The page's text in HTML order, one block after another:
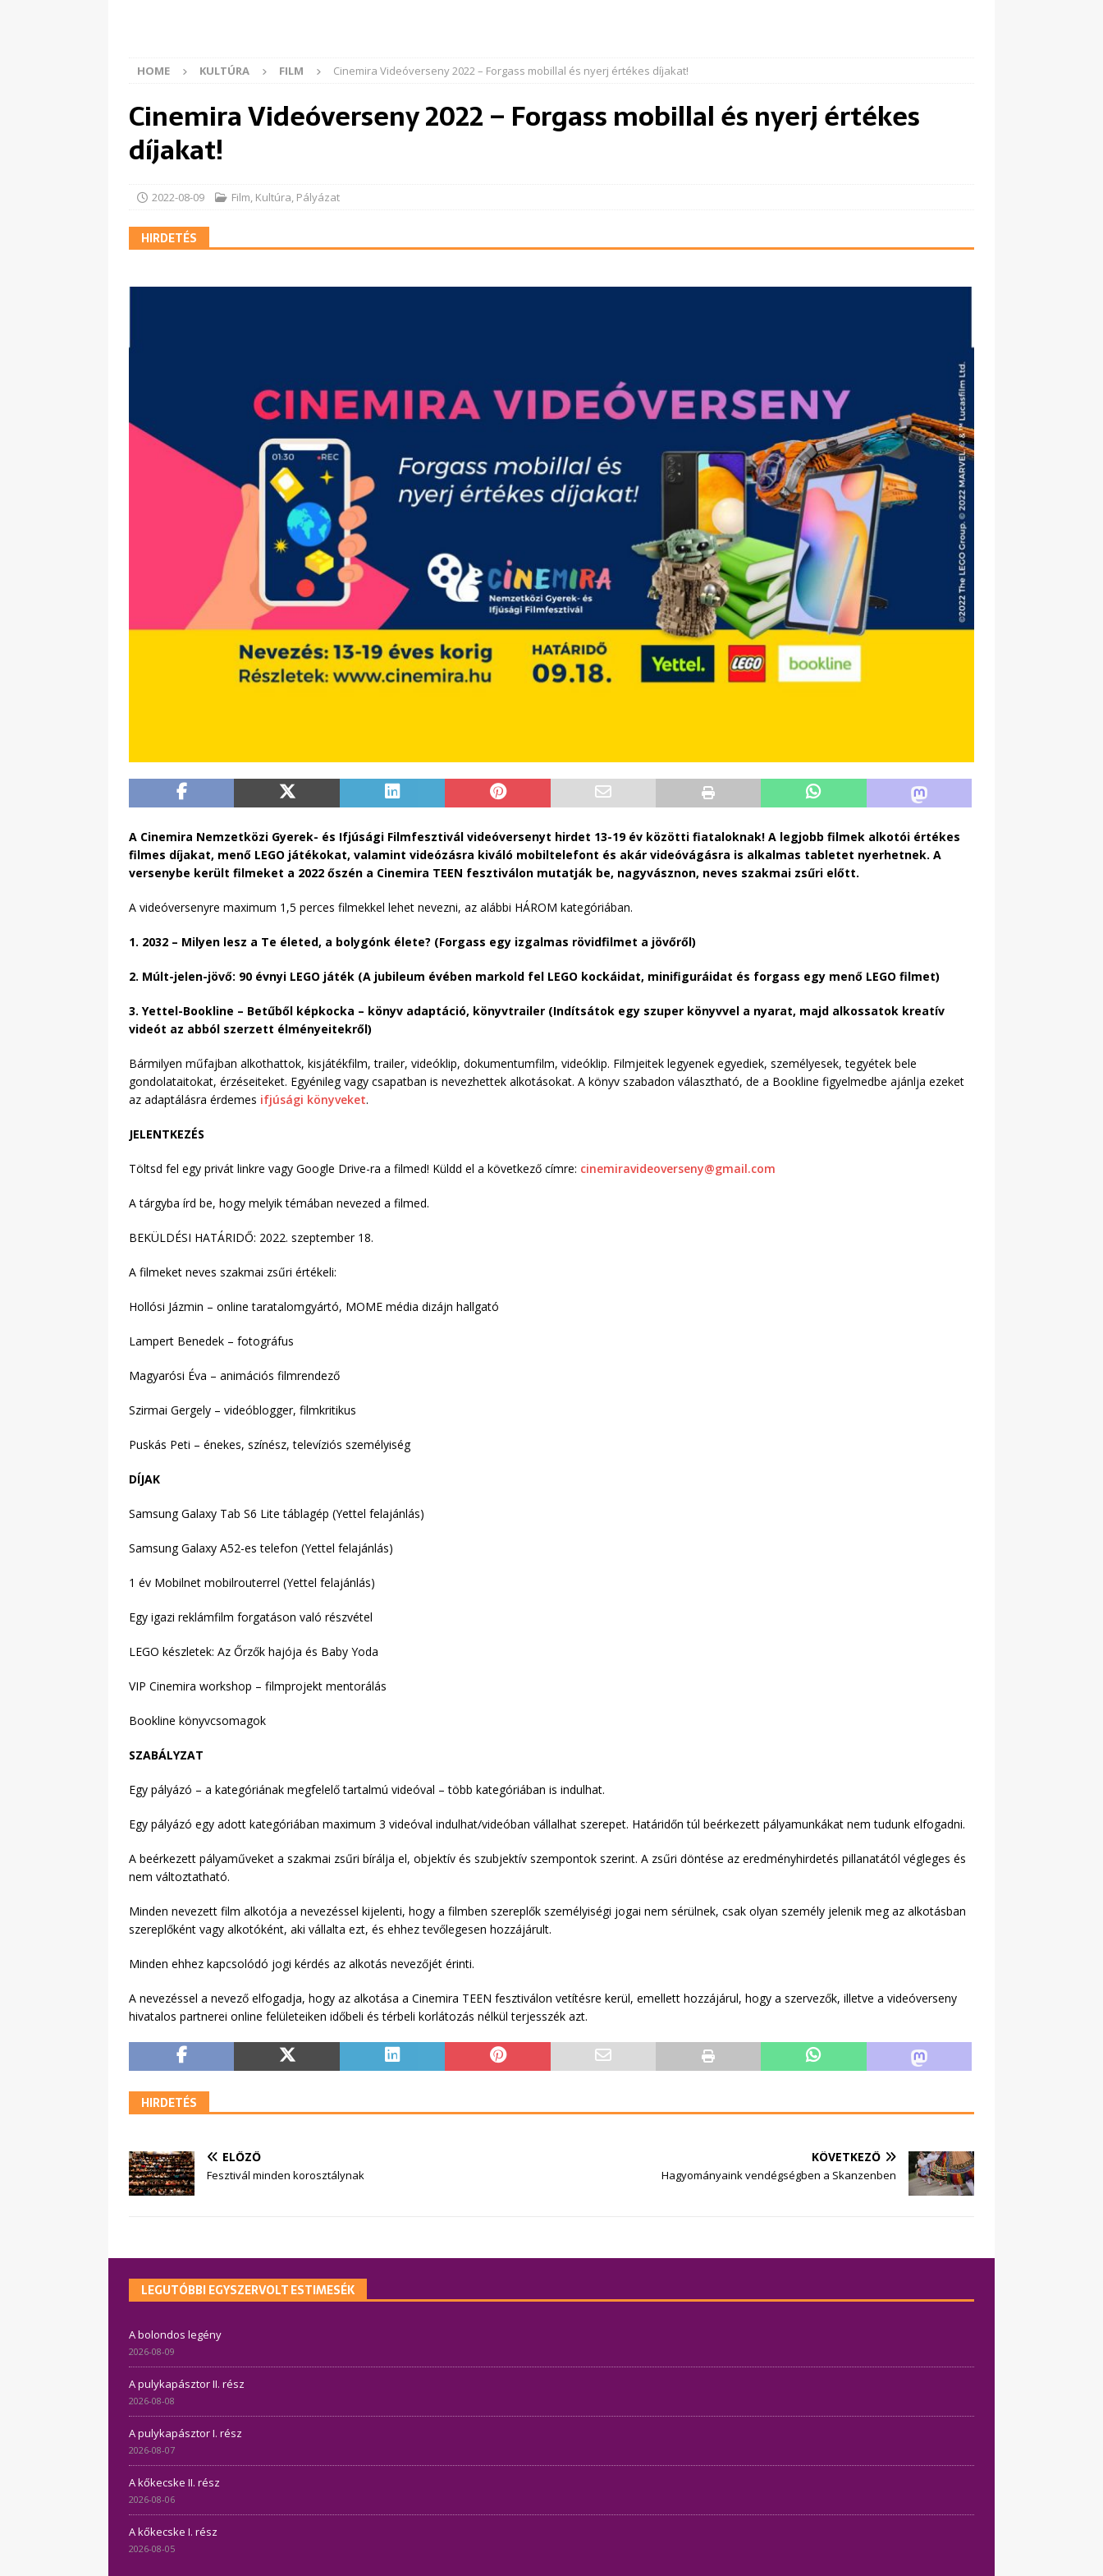
HOME KULTÚRA FILM Cinemira Videóverseny 2022 – Forgass mobillal és nyerj értékes díjakat!
Cinemira Videóverseny 2022 – Forgass mobillal és nyerj értékes
díjakat!
2022-08-09 Film, Kultúra, Pályázat
HIRDETÉS
A Cinemira Nemzetközi Gyerek- és Ifjúsági Filmfesztivál videóversenyt hirdet 13-19 év közötti fiataloknak! A legjobb filmek alkotói értékes
filmes díjakat, menő LEGO játékokat, valamint videózásra kiváló mobiltelefont és akár videóvágásra is alkalmas tabletet nyerhetnek. A
versenybe került filmeket a 2022 őszén a Cinemira TEEN fesztiválon mutatják be, nagyvásznon, neves szakmai zsűri előtt.
A videóversenyre maximum 1,5 perces filmekkel lehet nevezni, az alábbi HÁROM kategóriában.
1. 2032 – Milyen lesz a Te életed, a bolygónk élete? (Forgass egy izgalmas rövidfilmet a jövőről)
2. Múlt-jelen-jövő: 90 évnyi LEGO játék (A jubileum évében markold fel LEGO kockáidat, minifiguráidat és forgass egy menő LEGO filmet)
3. Yettel-Bookline – Betűből képkocka – könyv adaptáció, könyvtrailer (Indítsátok egy szuper könyvvel a nyarat, majd alkossatok kreatív
videót az abból szerzett élményeitekről)
Bármilyen műfajban alkothattok, kisjátékfilm, trailer, videóklip, dokumentumfilm, videóklip. Filmjeitek legyenek egyediek, személyesek, tegyétek bele
gondolataitokat, érzéseiteket. Egyénileg vagy csapatban is nevezhettek alkotásokat. A könyv szabadon választható, de a Bookline figyelmedbe ajánlja ezeket
az adaptálásra érdemes ifjúsági könyveket.
JELENTKEZÉS
Töltsd fel egy privát linkre vagy Google Drive-ra a filmed! Küldd el a következő címre: cinemiravideoverseny@gmail.com
A tárgyba írd be, hogy melyik témában nevezed a filmed.
BEKÜLDÉSI HATÁRIDŐ: 2022. szeptember 18.
A filmeket neves szakmai zsűri értékeli:
Hollósi Jázmin – online taratalomgyártó, MOME média dizájn hallgató
Lampert Benedek – fotográfus
Magyarósi Éva – animációs filmrendező
Szirmai Gergely – videóblogger, filmkritikus
Puskás Peti – énekes, színész, televíziós személyiség
DÍJAK
Samsung Galaxy Tab S6 Lite táblagép (Yettel felajánlás)
Samsung Galaxy A52-es telefon (Yettel felajánlás)
1 év Mobilnet mobilrouterrel (Yettel felajánlás)
Egy igazi reklámfilm forgatáson való részvétel
LEGO készletek: Az Őrzők hajója és Baby Yoda
VIP Cinemira workshop – filmprojekt mentorálás
Bookline könyvcsomagok
SZABÁLYZAT
Egy pályázó – a kategóriának megfelelő tartalmú videóval – több kategóriában is indulhat.
Egy pályázó egy adott kategóriában maximum 3 videóval indulhat/videóban vállalhat szerepet. Határidőn túl beérkezett pályamunkákat nem tudunk elfogadni.
A beérkezett pályaműveket a szakmai zsűri bírálja el, objektív és szubjektív szempontok szerint. A zsűri döntése az eredményhirdetés pillanatától végleges és
nem változtatható.
Minden nevezett film alkotója a nevezéssel kijelenti, hogy a filmben szereplők személyiségi jogai nem sérülnek, csak olyan személy jelenik meg az alkotásban
szereplőként vagy alkotóként, aki vállalta ezt, és ehhez tevőlegesen hozzájárult.
Minden ehhez kapcsolódó jogi kérdés az alkotás nevezőjét érinti.
A nevezéssel a nevező elfogadja, hogy az alkotása a Cinemira TEEN fesztiválon vetítésre kerül, emellett hozzájárul, hogy a szervezők, illetve a videóverseny
hivatalos partnerei online felületeiken időbeli és térbeli korlátozás nélkül terjesszék azt.
HIRDETÉS
ELŐZŐ
Fesztivál minden korosztálynak
KÖVETKEZŐ
Hagyományaink vendégségben a Skanzenben
LEGUTÓBBI EGYSZERVOLT ESTIMESÉK
A bolondos legény
2026-08-09
A pulykapásztor II. rész
2026-08-08
A pulykapásztor I. rész
2026-08-07
A kőkecske II. rész
2026-08-06
A kőkecske I. rész
2026-08-05